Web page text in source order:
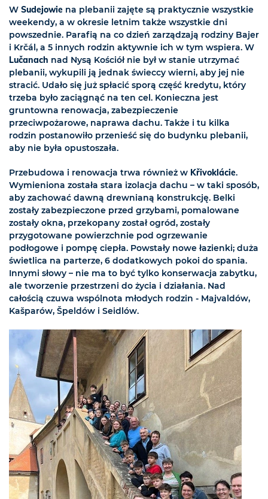
W Sudejowie na plebanii zajęte są praktycznie wszystkie
weekendy, a w okresie letnim także wszystkie dni
powszednie. Parafią na co dzień zarządzają rodziny Bajer
i Krčál, a 5 innych rodzin aktywnie ich w tym wspiera. W
Lučanach nad Nysą Kościół nie był w stanie utrzymać
plebanii, wykupili ją jednak świeccy wierni, aby jej nie
stracić. Udało się już spłacić sporą część kredytu, który
trzeba było zaciągnąć na ten cel. Konieczna jest
gruntowna renowacja, zabezpieczenie
przeciwpożarowe, naprawa dachu. Także i tu kilka
rodzin postanowiło przenieść się do budynku plebanii,
aby nie była opustoszała.
Przebudowa i renowacja trwa również w Křivoklácie.
Wymieniona została stara izolacja dachu – w taki sposób,
aby zachować dawną drewnianą konstrukcję. Belki
zostały zabezpieczone przed grzybami, pomalowane
zostały okna, przekopany został ogród, zostały
przygotowane powierzchnie pod ogrzewanie
podłogowe i pompę ciepła. Powstały nowe łazienki; duża
świetlica na parterze, 6 dodatkowych pokoi do spania.
Innymi słowy – nie ma to być tylko konserwacja zabytku,
ale tworzenie przestrzeni do życia i działania. Nad
całością czuwa wspólnota młodych rodzin - Majvaldów,
Kašparów, Špeldów i Seidlów.